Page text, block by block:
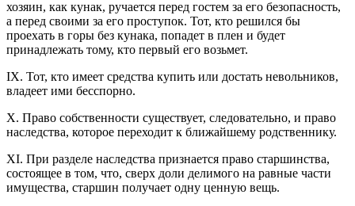
хозяин, как кунак, ручается перед гостем за его безопасность,
а перед своими за его проступок. Тот, кто решился бы
проехать в горы без кунака, попадет в плен и будет
принадлежать тому, кто первый его возьмет.
IX. Тот, кто имеет средства купить или достать невольников,
владеет ими бесспорно.
X. Право собственности существует, следовательно, и право
наследства, которое переходит к ближайшему родственнику.
XI. При разделе наследства признается право старшинства,
состоящее в том, что, сверх доли делимого на равные части
имущества, старшин получает одну ценную вещь.